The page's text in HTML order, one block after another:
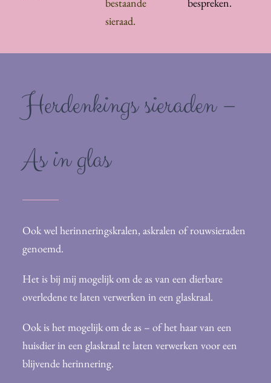
bestaande
sieraad.
bespreken.
Herdenkings sieraden –
As in glas
Ook wel herinneringskralen, askralen of rouwsieraden
genoemd.
Het is bij mij mogelijk om de as van een dierbare
overledene te laten verwerken in een glaskraal.
Ook is het mogelijk om de as – of het haar van een
huisdier in een glaskraal te laten verwerken voor een
blijvende herinnering.